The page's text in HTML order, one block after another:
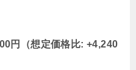
円（想定価格比: +4,240